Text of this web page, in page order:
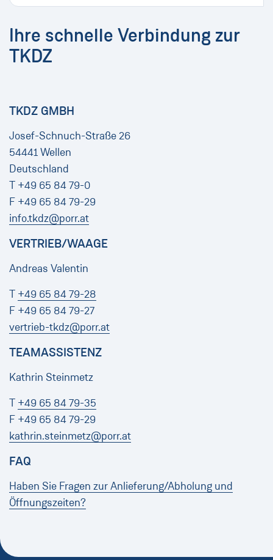
Ihre schnelle Verbindung zur
TKDZ
TKDZ GMBH
Josef-Schnuch-Straße 26
54441 Wellen
Deutschland
T +49 65 84 79-0
F +49 65 84 79-29
info.tkdz@porr.at
VERTRIEB/WAAGE
Andreas Valentin
T +49 65 84 79-28
F +49 65 84 79-27
vertrieb-tkdz@porr.at
TEAMASSISTENZ
Kathrin Steinmetz
T +49 65 84 79-35
F +49 65 84 79-29
kathrin.steinmetz@porr.at
FAQ
Haben Sie Fragen zur Anlieferung/Abholung und
Öffnungszeiten?